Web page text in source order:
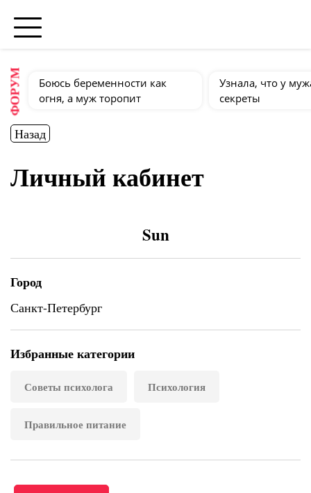
ФОРУМ
Боюсь беременности как
огня, а муж торопит
Узнала, что у
секреты
Назад
Личный кабинет
Sun
Город
Санкт-Петербург
Избранные категории
Советы психолога Психология
Правильное питание